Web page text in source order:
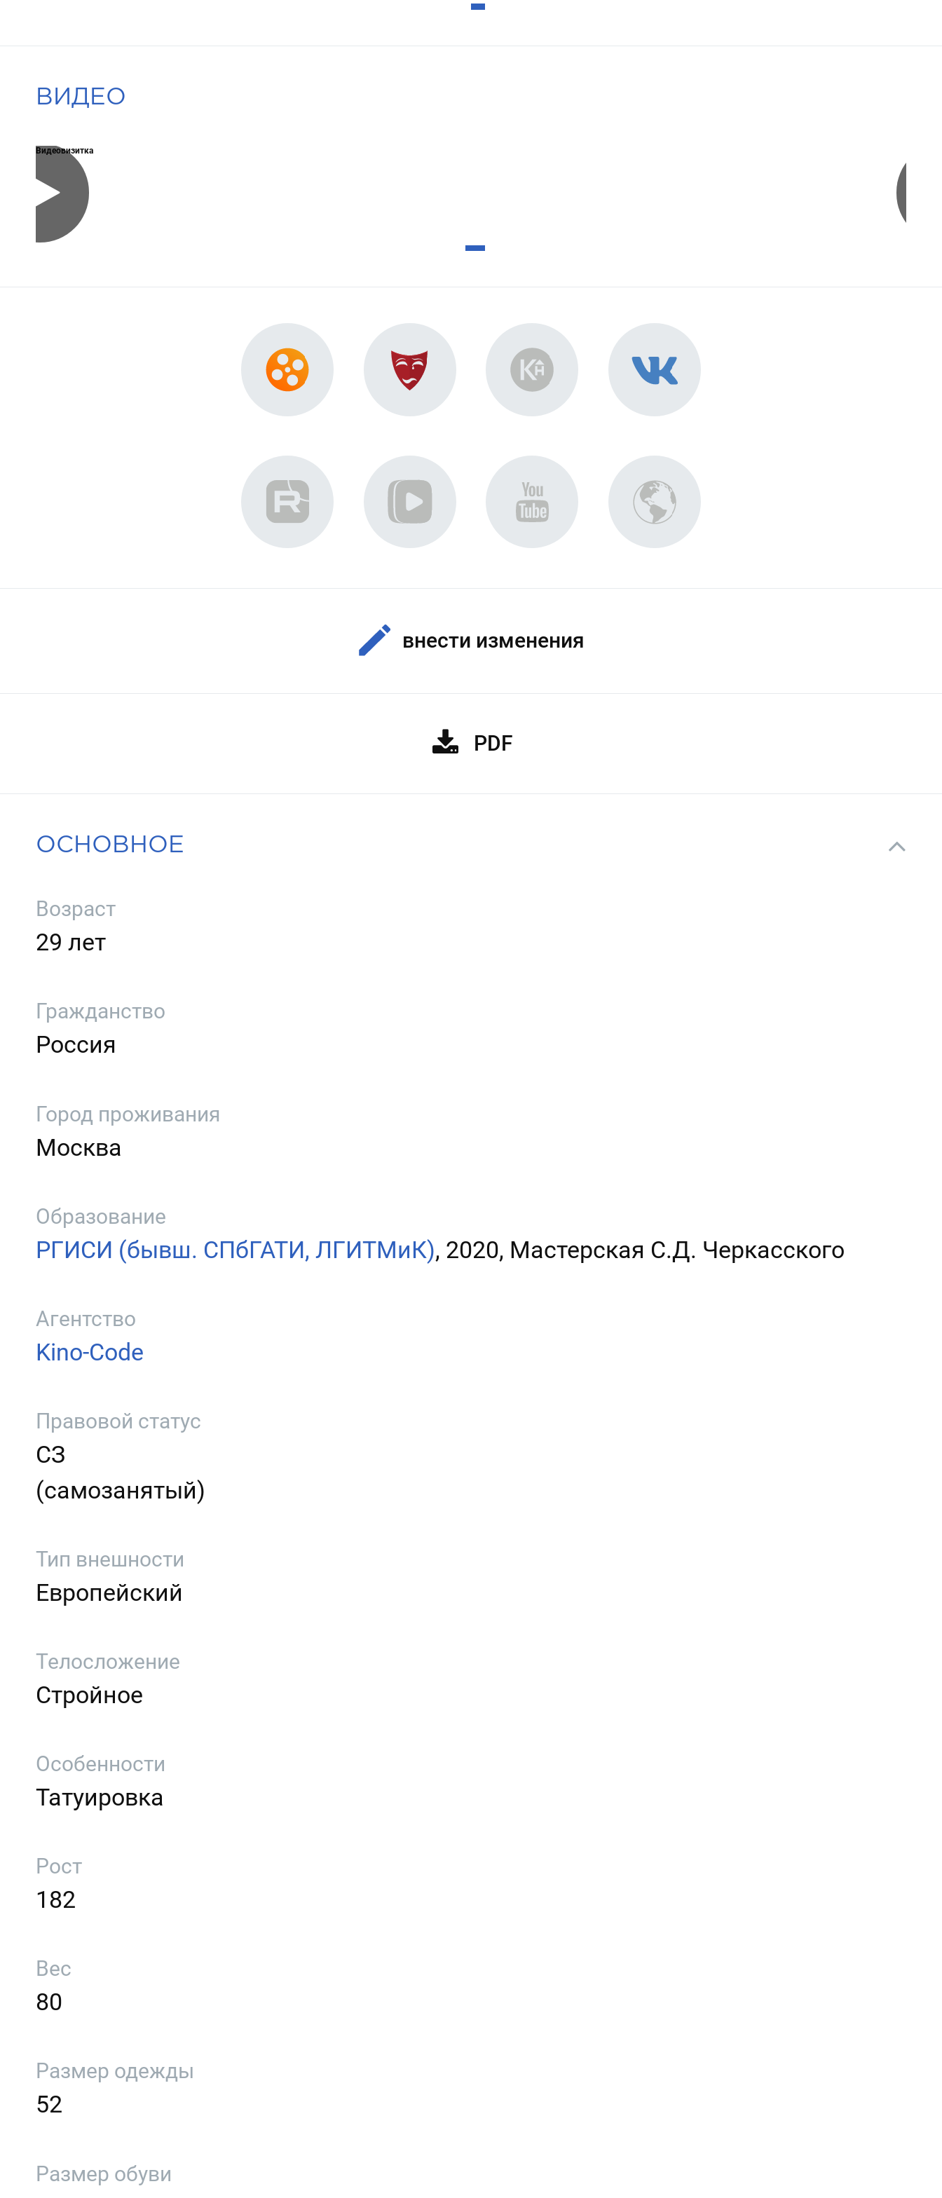
ВИДЕО
Видеовизитка
внести изменения
PDF
ОСНОВНОЕ
Возраст
29 лет
Гражданство
Россия
Город проживания
Москва
Образование
РГИСИ (бывш. СПбГАТИ, ЛГИТМиК), 2020, Мастерская С.Д. Черкасского
Агентство
Kino-Code
Правовой статус
СЗ
(самозанятый)
Тип внешности
Европейский
Телосложение
Стройное
Особенности
Татуировка
Рост
182
Вес
80
Размер одежды
52
Размер обуви